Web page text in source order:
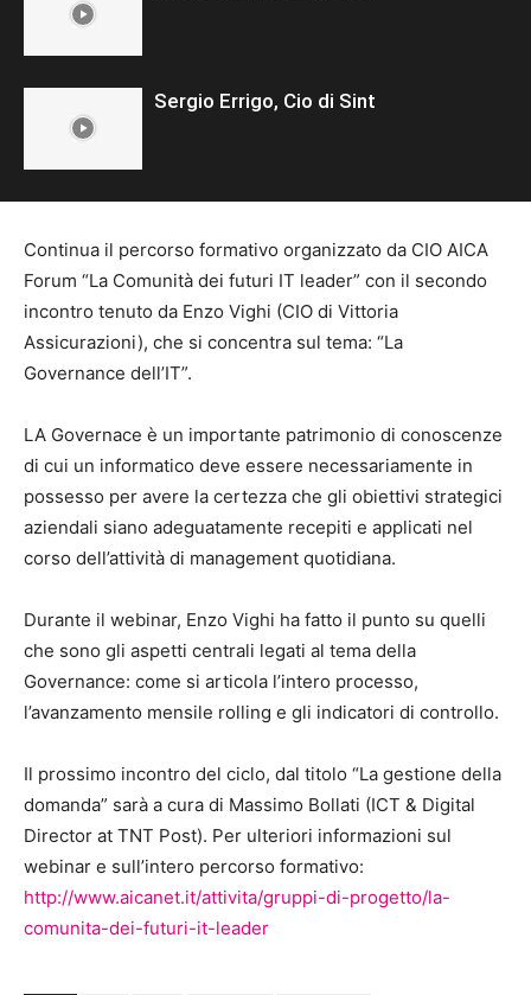
Sergio Errigo, Cio di Sint
Continua il percorso formativo organizzato da CIO AICA
Forum “La Comunità dei futuri IT leader” con il secondo
incontro tenuto da Enzo Vighi (CIO di Vittoria
Assicurazioni), che si concentra sul tema: “La
Governance dell’IT”.
LA Governace è un importante patrimonio di conoscenze
di cui un informatico deve essere necessariamente in
possesso per avere la certezza che gli obiettivi strategici
aziendali siano adeguatamente recepiti e applicati nel
corso dell’attività di management quotidiana.
Durante il webinar, Enzo Vighi ha fatto il punto su quelli
che sono gli aspetti centrali legati al tema della
Governance: come si articola l’intero processo,
l’avanzamento mensile rolling e gli indicatori di controllo.
Il prossimo incontro del ciclo, dal titolo “La gestione della
domanda” sarà a cura di Massimo Bollati (ICT & Digital
Director at TNT Post). Per ulteriori informazioni sul
webinar e sull’intero percorso formativo:
http://www.aicanet.it/attivita/gruppi-di-progetto/la-
comunita-dei-futuri-it-leader